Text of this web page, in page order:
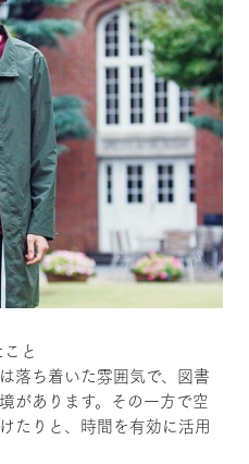
と
落ち着いた雰囲気で、図書
があります。その一方で空
たりと、時間を有効に活用